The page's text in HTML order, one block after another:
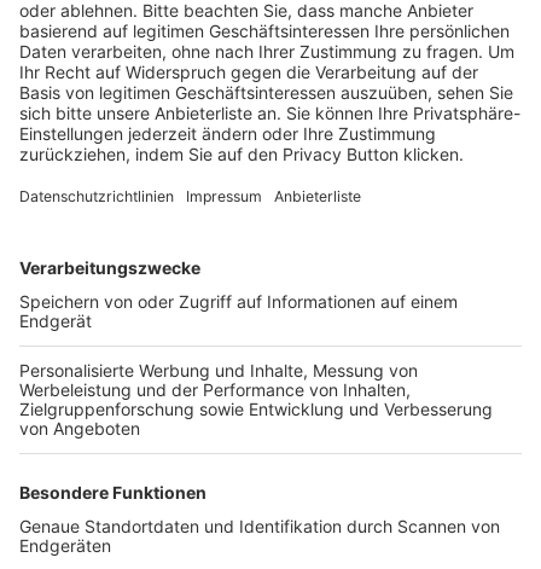
BFV-Geschäftsstellen
Trainerbörse
Login SpielPlus
FOLGE DEM BFV
TOP-VEREINE
TOP-PARTNER